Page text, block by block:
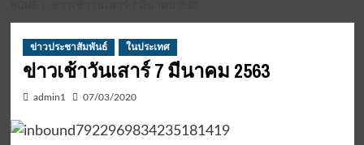
ข่าวประชาสัมพันธ์ ในประเทศ
ข่าวเช้าวันเสาร์ 7 มีนาคม 2563
admin1 07/03/2020